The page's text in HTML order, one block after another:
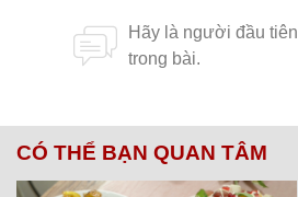
CÓ THỂ BẠN QUAN TÂM